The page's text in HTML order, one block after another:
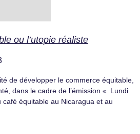
ou l’utopie réaliste
de développer le commerce équitable,
dans le cadre de l’émission « Lundi
équitable au Nicaragua et au